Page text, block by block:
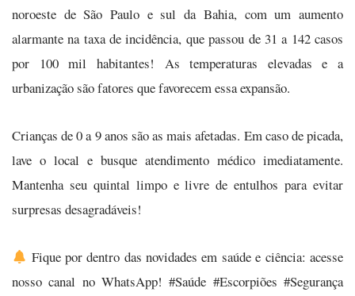
noroeste de São Paulo e sul da Bahia, com um aumento
alarmante na taxa de incidência, que passou de 31 a 142 casos
por 100 mil habitantes! As temperaturas elevadas e a
urbanização são fatores que favorecem essa expansão.
Crianças de 0 a 9 anos são as mais afetadas. Em caso de picada,
lave o local e busque atendimento médico imediatamente.
Mantenha seu quintal limpo e livre de entulhos para evitar
surpresas desagradáveis!
Fique por dentro das novidades em saúde e ciência: acesse
nosso canal no WhatsApp! #Saúde #Escorpiões #Segurança